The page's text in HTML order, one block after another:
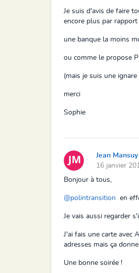
Je suis d'avis de faire
encore plus par
une banque la moins
ou comme le propose
(mais je suis une
merci
Sophie
Jean Mansuy
16 janvier
Bonjour à tous,
@polintransition en
Je vais aussi regarder
J'ai fais une carte avec
adresses mais ça
Une bonne soirée !